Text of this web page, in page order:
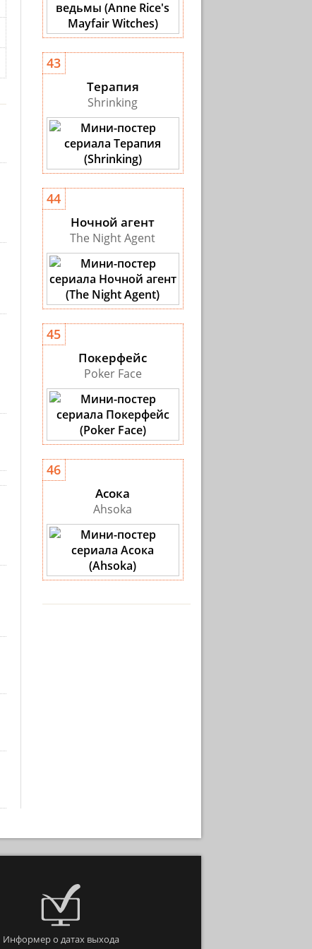
43
Терапия
Shrinking
44
Ночной агент
The Night Agent
45
Покерфейс
Poker Face
46
Асока
Ahsoka
Информер о датах выхода